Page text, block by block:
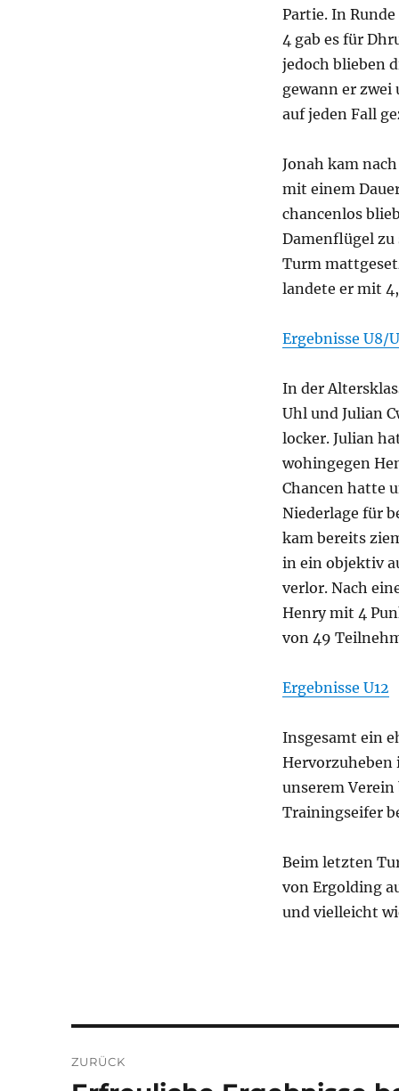
Partie. In
4 gab es für
jedoch blieben
gewann er
auf jeden Fall
Jonah kam
mit einem
chancenlos
Damenflügel
Turm
landete er mit
Ergebnisse U8/
In der
Uhl und Julian
locker. Julian
wohingegen
Chancen hatte
Niederlage für
kam bereits
in ein objektiv
verlor. Nach
Henry mit 4
von 49
Ergebnisse U12
Insgesamt ein
Hervorzuheben
unserem
Trainingseifer
Beim letzten
von Ergolding
und vielleicht
ZURÜCK